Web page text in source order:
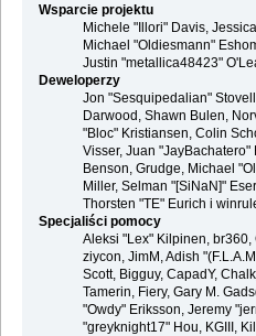
Wsparcie projektu
Michele "Illori" Davis,
Michael "Oldiesmann"
Justin "metallica48423"
Deweloperzy
Jon "Sesquipedalian"
Darwood, Shawn Bulen,
"Bloc" Kristiansen, Colin
Visser, Juan "JayBachatero"
Benson, Grudge, Michael
Miller, Selman "[SiNaN]"
Thorsten "TE" Eurich i
Specjaliści pomocy
Aleksi "Lex" Kilpinen, br360,
ziycon, JimM, Adish
Scott, Bigguy, CapadY,
Tamerin, Fiery, Gary M.
"Owdy" Eriksson, Jeremy
"greyknight17" Hou, KGIII,